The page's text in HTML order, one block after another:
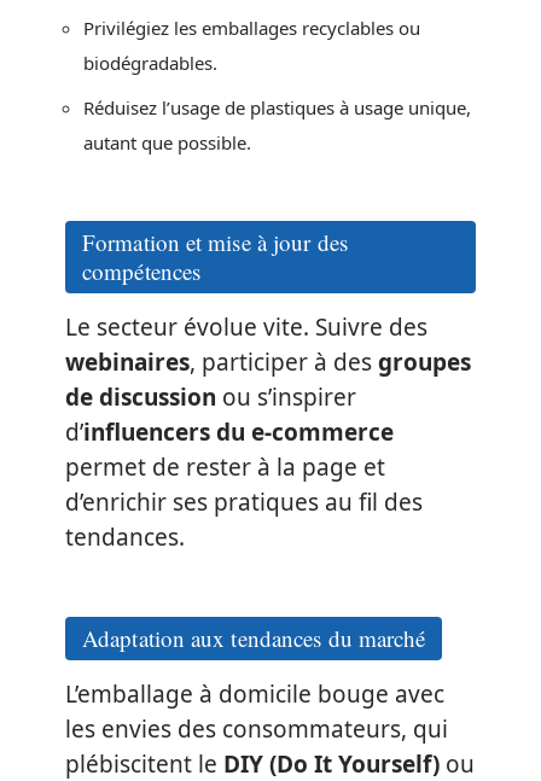
Privilégiez les emballages recyclables ou
biodégradables.
Réduisez l’usage de plastiques à usage unique,
autant que possible.
Formation et mise à jour des
compétences
Le secteur évolue vite. Suivre des
webinaires, participer à desgroupes
de discussion ou s’inspirer
d’influencers du e-commerce
permet de rester à la page et
d’enrichir ses pratiques au fil des
tendances.
Adaptation aux tendances du marché
L’emballage à domicile bouge avec
les envies des consommateurs, qui
plébiscitent le DIY (Do It Yourself) ou